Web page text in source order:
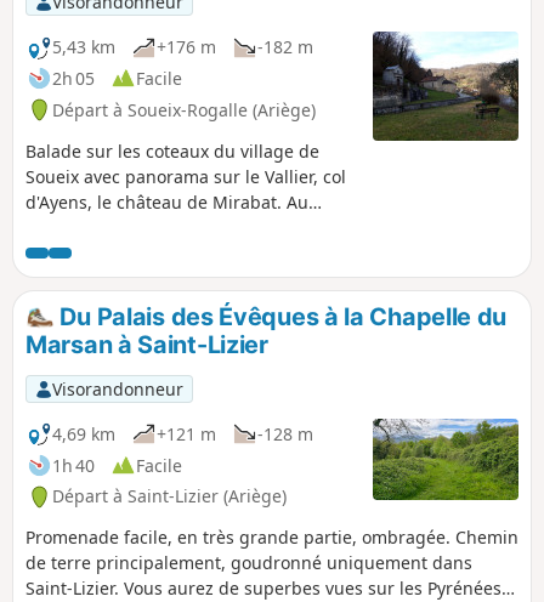
5,43 km
+176 m
-182 m
2h 05
Facile
Départ à Soueix-Rogalle (Ariège)
Balade sur les coteaux du village de
Soueix avec panorama sur le Vallier, col
d'Ayens, le château de Mirabat. Au
églises de Saint-Sernin et de Vic d'Oust,
pont pour le chemin de fer.
Du Palais des Évêques à la Chapelle du
Marsan à Saint-Lizier
Visorandonneur
4,69 km
+121 m
-128 m
1h 40
Facile
Départ à Saint-Lizier (Ariège)
Promenade facile, en très grande partie, ombragée. Chemin
de terre principalement, goudronné uniquement dans
Saint-Lizier. Vous aurez de superbes vues sur les Pyrénées